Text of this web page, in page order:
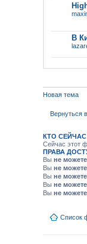
В
Новая тема
Вернуться
КТО
Сейчас этот
ПРАВА
Вы не можете
Вы не можете
Вы не можете
Вы не можете
Вы не можете
Список